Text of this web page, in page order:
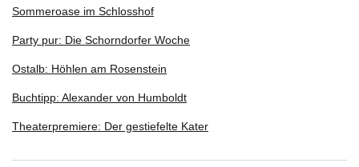
Sommeroase im Schlosshof
Party pur: Die Schorndorfer Woche
Ostalb: Höhlen am Rosenstein
Buchtipp: Alexander von Humboldt
Theaterpremiere: Der gestiefelte Kater